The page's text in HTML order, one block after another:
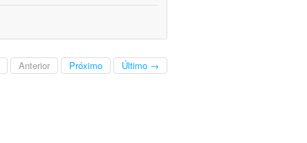
Anterior Próximo Último →